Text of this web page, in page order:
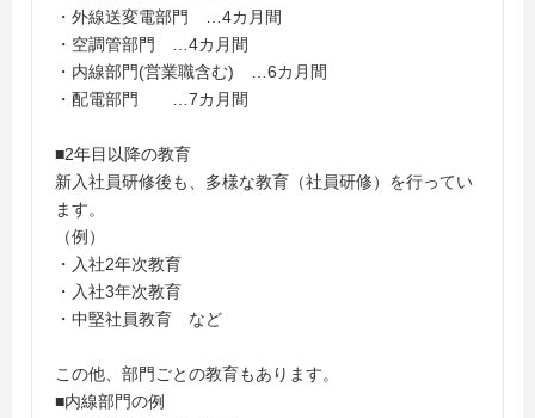
・外線送変電部門 …4カ月間
・空調管部門 …4カ月間
・内線部門(営業職含む) …6カ月間
・配電部門 …7カ月間
■2年目以降の教育
新入社員研修後も、多様な教育（社員研修）を行ってい
ます。
（例）
・入社2年次教育
・入社3年次教育
・中堅社員教育 など
この他、部門ごとの教育もあります。
■内線部門の例